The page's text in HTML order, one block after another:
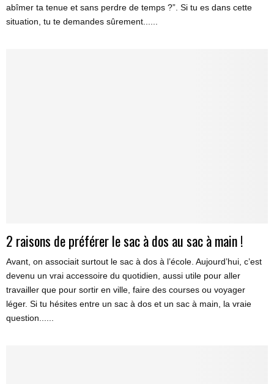
abîmer ta tenue et sans perdre de temps ?”. Si tu es dans cette
situation, tu te demandes sûrement......
2 raisons de préférer le sac à dos au sac à main !
Avant, on associait surtout le sac à dos à l’école. Aujourd’hui, c’est
devenu un vrai accessoire du quotidien, aussi utile pour aller
travailler que pour sortir en ville, faire des courses ou voyager
léger. Si tu hésites entre un sac à dos et un sac à main, la vraie
question......